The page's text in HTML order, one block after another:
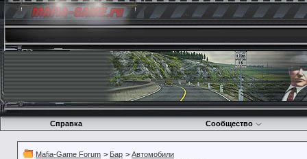
Справка Сообщество
Mafia-Game Forum > Бар > Автомобили